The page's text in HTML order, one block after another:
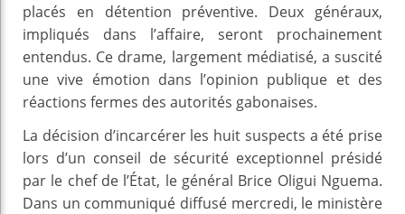
placés en détention préventive. Deux généraux,
impliqués dans l’affaire, seront prochainement
entendus. Ce drame, largement médiatisé, a suscité
une vive émotion dans l’opinion publique et des
réactions fermes des autorités gabonaises.
La décision d’incarcérer les huit suspects a été prise
lors d’un conseil de sécurité exceptionnel présidé
par le chef de l’État, le général Brice Oligui Nguema.
Dans un communiqué diffusé mercredi, le ministère